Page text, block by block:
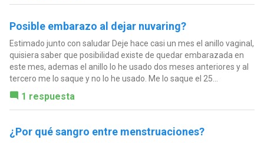
Posible embarazo al dejar nuvaring?
Estimado junto con saludar Deje hace casi un mes el anillo vaginal,
quisiera saber que posibilidad existe de quedar embarazada en
este mes, ademas el anillo lo he usado dos meses anteriores y al
tercero me lo saque y no lo he usado. Me lo saque el 25...
1 respuesta
¿Por qué sangro entre menstruaciones?